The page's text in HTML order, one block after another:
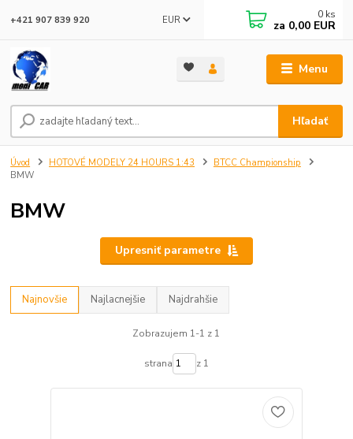
Menu
EUR
Hľadať
+421 907 839 920 0 ks
za 0,00 EUR
Úvod HOTOVÉ MODELY 24 HOURS 1:43
BTCC Championship
BMW
BMW
Upresniť parametre
Najnovšie Najlacnejšie Najdrahšie
Zobrazujem 1-1 z 1
strana z 1